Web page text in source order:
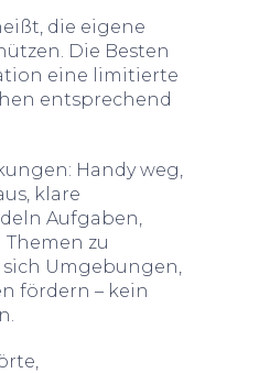
die eigene
Die Besten
eine limitierte
entsprechend
Handy weg,
klare
Aufgaben,
zu
Umgebungen,
fördern – kein